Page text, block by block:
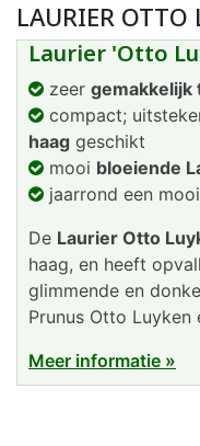
LAURIER OTTO
Laurier 'Otto
zeer gemakkelijk
compact;
haag geschikt
mooi bloeiende
jaarrond een
De Laurier Otto
haag, en heeft
glimmende en
Prunus Otto
Meer informatie »